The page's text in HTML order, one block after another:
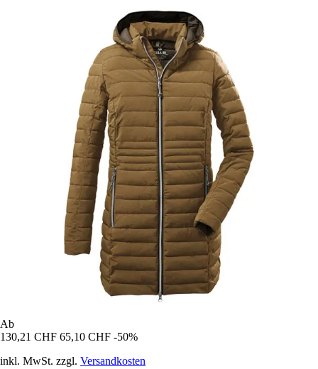
Ab
130,21 CHF 65,10 CHF -50%
inkl. MwSt. zzgl. Versandkosten